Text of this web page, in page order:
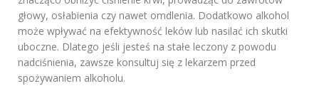
głowy, osłabienia czy nawet omdlenia. Dodatkowo alkohol
może wpływać na efektywność leków lub nasilać ich skutki
uboczne. Dlatego jeśli jesteś na stałe leczony z powodu
nadciśnienia, zawsze konsultuj się z lekarzem przed
spożywaniem alkoholu.